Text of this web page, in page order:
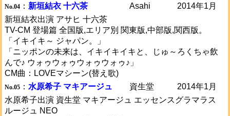
No.04 ： 新垣結衣 十六茶 Asahi
2014年1月
新垣結衣出演 アサヒ 十六茶
TV-CM 登場篇 全国版,エリア別 関東版,中部版,関西版。
「イキイキ～ ジャパン。」
「ニッポンの未来は、イキイキイキと、じゅ～ろくちゃ飲
んで♪ ウォゥウォゥウォゥウォゥ♪」
CM曲：LOVEマシーン(替え歌)
No.05 ： 水原希子 マキアージュ 資生堂
2014年1月
水原希子出演 資生堂 マキアージュ エッセンスグラマラス
ルージュ NEO